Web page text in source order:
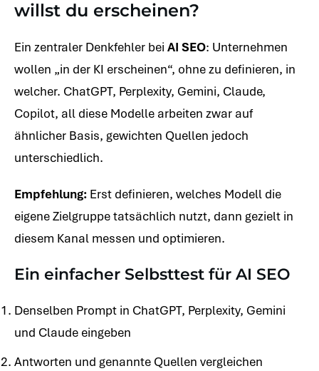
willst du erscheinen?
Ein zentraler Denkfehler bei AI SEO: Unternehmen
wollen „in der KI erscheinen“, ohne zu definieren, in
welcher. ChatGPT, Perplexity, Gemini, Claude,
Copilot, all diese Modelle arbeiten zwar auf
ähnlicher Basis, gewichten Quellen jedoch
unterschiedlich.
Empfehlung: Erst definieren, welches Modell die
eigene Zielgruppe tatsächlich nutzt, dann gezielt in
diesem Kanal messen und optimieren.
Ein einfacher Selbsttest für AI SEO
Denselben Prompt in ChatGPT, Perplexity, Gemini
und Claude eingeben
Antworten und genannte Quellen vergleichen